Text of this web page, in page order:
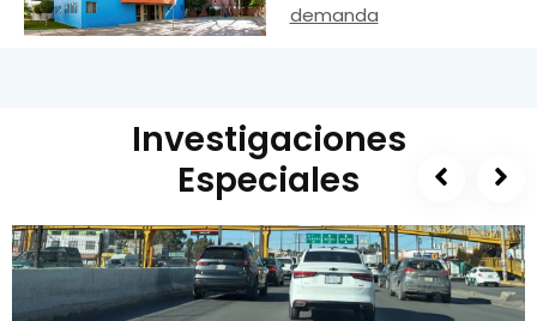
demanda
Investigaciones
Especiales